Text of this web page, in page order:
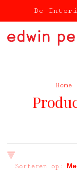
De
Home
Sorteren op: